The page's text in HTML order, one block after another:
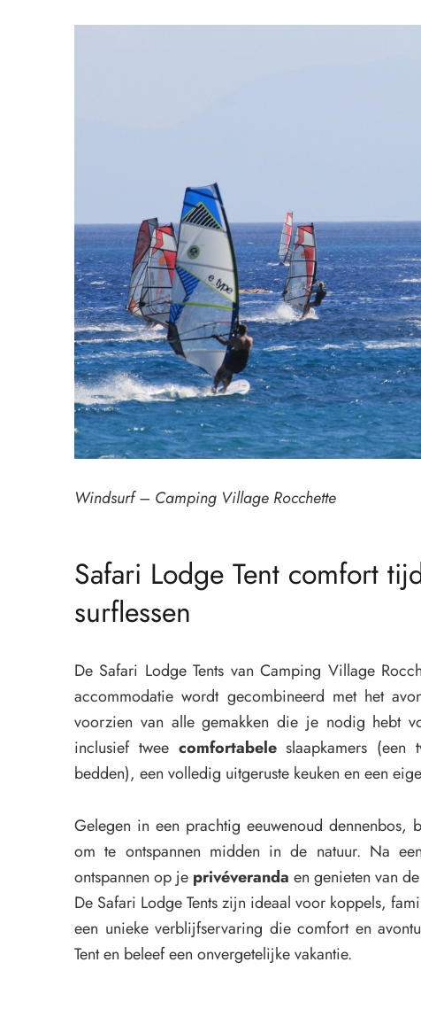
Windsurf – Camping Village Rocchette
Safari Lodge Tent comfort
surflessen
De Safari Lodge Tents van Camping Village
accommodatie wordt gecombineerd met het
voorzien van alle gemakken die je nodig hebt
inclusief twee comfortabeleslaapkamers (een
bedden), een volledig uitgeruste keuken en een
Gelegen in een prachtig eeuwenoud dennenbos,
om te ontspannen midden in de natuur. Na
ontspannen op je privéveranda en genieten van
De Safari Lodge Tents zijn ideaal voor koppels,
een unieke verblijfservaring die comfort en
Tent en beleef een onvergetelijke vakantie.